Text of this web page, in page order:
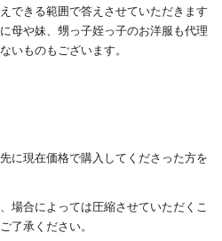
できる範囲で答えさせていただきます
母や妹、甥っ子姪っ子のお洋服も代理
いものもございます。
に現在価格で購入してくださった方を
場合によっては圧縮させていただくこ
了承ください。